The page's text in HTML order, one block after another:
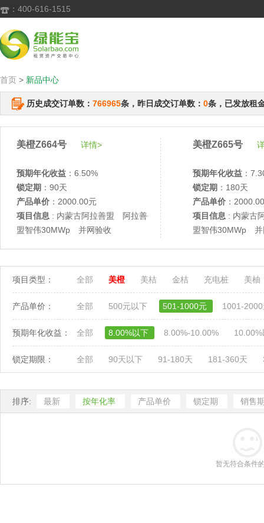
 ：400-616-1515
首页 > 新品中心
历史成交订单数： 766965条，昨日成交订单数： 0条，已发放租
美橙Z664号 详情>
预期年化收益 ：6.50%
锁定期 ：90天
产品单价 ：2000.00元
项目信息 : 内蒙古阿拉善盟 阿拉善
盟智伟30MWp 并网验收
美橙Z665号
预期年化收益 ：
锁定期 ：180天
产品单价 ：
项目信息 : 内蒙古
盟智伟30MWp 并
项目类型： 全部 美橙 美桔 金桔 充电桩 美柚
产品单价： 全部 500元以下 501-1000元 1001-
预期年化收益： 全部 8.00%以下 8.00%-10.00%
锁定期限： 全部 90天以下 91-180天 181-360天
排序: 最新 按年化率 产品单价 锁定期 销售
暂无符合条件